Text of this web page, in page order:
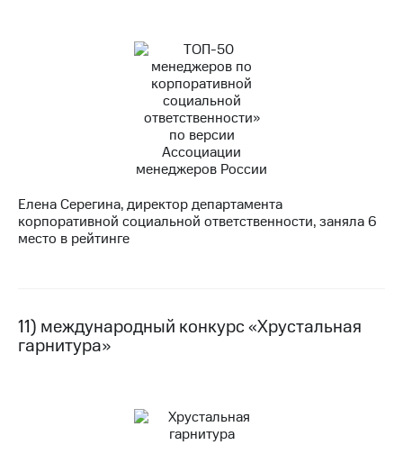
Елена Серегина, директор департамента
корпоративной социальной ответственности, заняла 6
место в рейтинге
11) международный конкурс «Хрустальная
гарнитура»